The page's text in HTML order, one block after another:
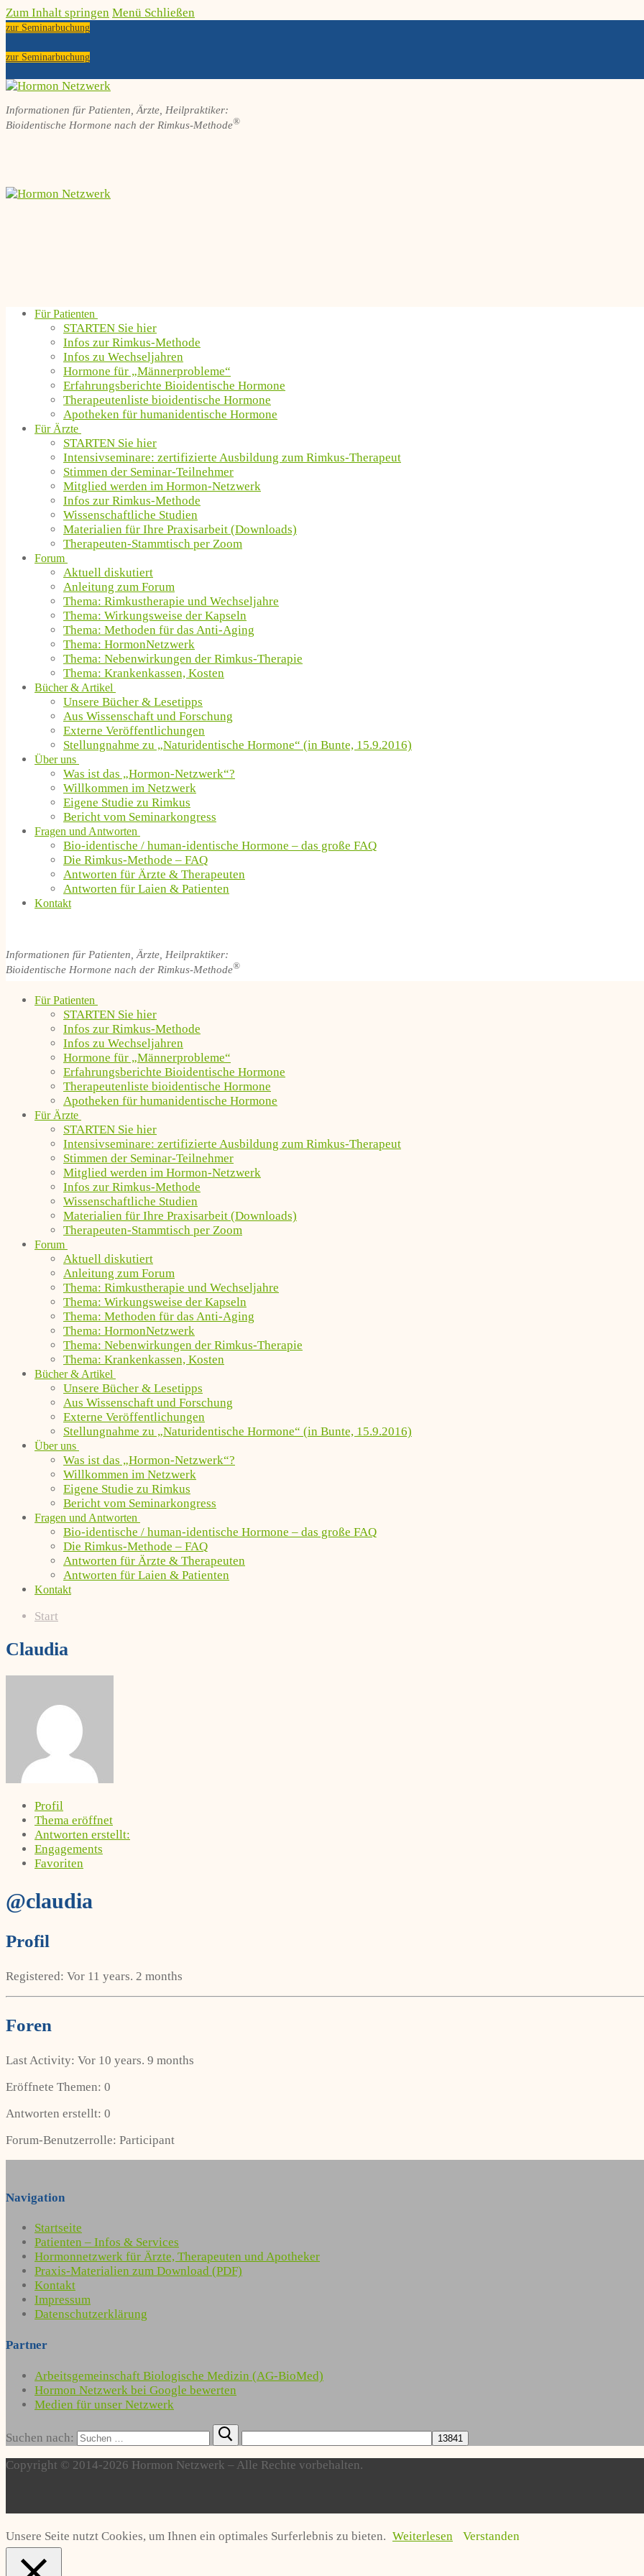
Zum Inhalt springen Menü Schließen
zur Seminarbuchung
zur Seminarbuchung
Informationen für Patienten, Ärzte, Heilpraktiker:
Bioidentische Hormone nach der Rimkus-Methode®
Für Patienten
STARTEN Sie hier
Infos zur Rimkus-Methode
Infos zu Wechseljahren
Hormone für „Männerprobleme“
Erfahrungsberichte Bioidentische Hormone
Therapeutenliste bioidentische Hormone
Apotheken für humanidentische Hormone
Für Ärzte
STARTEN Sie hier
Intensivseminare: zertifizierte Ausbildung zum Rimkus-Therapeut
Stimmen der Seminar-Teilnehmer
Mitglied werden im Hormon-Netzwerk
Infos zur Rimkus-Methode
Wissenschaftliche Studien
Materialien für Ihre Praxisarbeit (Downloads)
Therapeuten-Stammtisch per Zoom
Forum
Aktuell diskutiert
Anleitung zum Forum
Thema: Rimkustherapie und Wechseljahre
Thema: Wirkungsweise der Kapseln
Thema: Methoden für das Anti-Aging
Thema: HormonNetzwerk
Thema: Nebenwirkungen der Rimkus-Therapie
Thema: Krankenkassen, Kosten
Bücher & Artikel
Unsere Bücher & Lesetipps
Aus Wissenschaft und Forschung
Externe Veröffentlichungen
Stellungnahme zu „Naturidentische Hormone“ (in Bunte, 15.9.2016)
Über uns
Was ist das „Hormon-Netzwerk“?
Willkommen im Netzwerk
Eigene Studie zu Rimkus
Bericht vom Seminarkongress
Fragen und Antworten
Bio-identische / human-identische Hormone – das große FAQ
Die Rimkus-Methode – FAQ
Antworten für Ärzte & Therapeuten
Antworten für Laien & Patienten
Kontakt
Informationen für Patienten, Ärzte, Heilpraktiker:
Bioidentische Hormone nach der Rimkus-Methode®
Für Patienten
STARTEN Sie hier
Infos zur Rimkus-Methode
Infos zu Wechseljahren
Hormone für „Männerprobleme“
Erfahrungsberichte Bioidentische Hormone
Therapeutenliste bioidentische Hormone
Apotheken für humanidentische Hormone
Für Ärzte
STARTEN Sie hier
Intensivseminare: zertifizierte Ausbildung zum Rimkus-Therapeut
Stimmen der Seminar-Teilnehmer
Mitglied werden im Hormon-Netzwerk
Infos zur Rimkus-Methode
Wissenschaftliche Studien
Materialien für Ihre Praxisarbeit (Downloads)
Therapeuten-Stammtisch per Zoom
Forum
Aktuell diskutiert
Anleitung zum Forum
Thema: Rimkustherapie und Wechseljahre
Thema: Wirkungsweise der Kapseln
Thema: Methoden für das Anti-Aging
Thema: HormonNetzwerk
Thema: Nebenwirkungen der Rimkus-Therapie
Thema: Krankenkassen, Kosten
Bücher & Artikel
Unsere Bücher & Lesetipps
Aus Wissenschaft und Forschung
Externe Veröffentlichungen
Stellungnahme zu „Naturidentische Hormone“ (in Bunte, 15.9.2016)
Über uns
Was ist das „Hormon-Netzwerk“?
Willkommen im Netzwerk
Eigene Studie zu Rimkus
Bericht vom Seminarkongress
Fragen und Antworten
Bio-identische / human-identische Hormone – das große FAQ
Die Rimkus-Methode – FAQ
Antworten für Ärzte & Therapeuten
Antworten für Laien & Patienten
Kontakt
Start
Claudia
Profil
Thema eröffnet
Antworten erstellt:
Engagements
Favoriten
@claudia
Profil
Registered: Vor 11 years. 2 months
Foren
Last Activity: Vor 10 years. 9 months
Eröffnete Themen: 0
Antworten erstellt: 0
Forum-Benutzerrolle: Participant
Navigation
Startseite
Patienten – Infos & Services
Hormonnetzwerk für Ärzte, Therapeuten und Apotheker
Praxis-Materialien zum Download (PDF)
Kontakt
Impressum
Datenschutzerklärung
Partner
Arbeitsgemeinschaft Biologische Medizin (AG-BioMed)
Hormon Netzwerk bei Google bewerten
Medien für unser Netzwerk
Suchen nach:
Copyright © 2014-2026 Hormon Netzwerk – Alle Rechte vorbehalten.
Unsere Seite nutzt Cookies, um Ihnen ein optimales Surferlebnis zu bieten. Weiterlesen Verstanden